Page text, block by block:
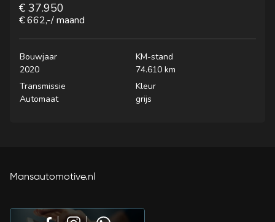
€ 37.950
€ 662,-/ maand
Bouwjaar
2020
KM-stand
74.610 km
Transmissie
Automaat
Kleur
grijs
Mansautomotive.nl